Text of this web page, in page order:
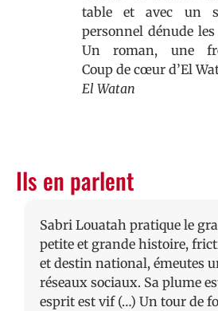
table et avec un
personnel dénude
Un roman, une
Coup de cœur d’El
El Watan
Ils en parlent
Sabri Louatah pratique le
petite et grande histoire,
et destin national, émeutes
réseaux sociaux. Sa plume
esprit est vif (…) Un tour de